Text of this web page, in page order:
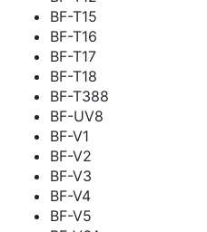
BF-T15
BF-T16
BF-T17
BF-T18
BF-T388
BF-UV8
BF-V1
BF-V2
BF-V3
BF-V4
BF-V5